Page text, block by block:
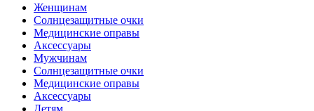
Женщинам
Солнцезащитные очки
Медицинские оправы
Аксессуары
Мужчинам
Солнцезащитные очки
Медицинские оправы
Аксессуары
Детям